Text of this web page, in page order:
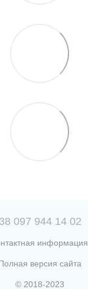
097 944 14 02
информация
версия сайта
© 2018-2023